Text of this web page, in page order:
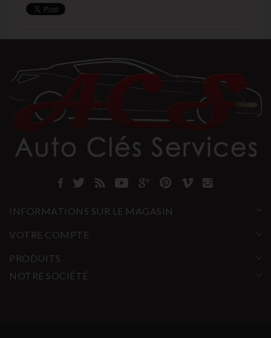
INFORMATIONS SUR LE MAGASIN
VOTRE COMPTE
PRODUITS
NOTRE SOCIÉTÉ